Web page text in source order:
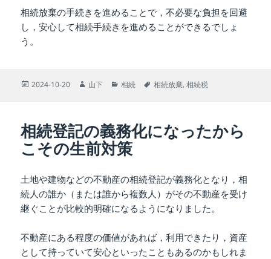
相続放棄の手続きを進めることで，不必要な負担を回避
し，安心して相続手続きを進めることができるでしょ
う。
投
2024-10-20
作
山下
カ
ー
相続
タ
相続放棄,相続税
相続登記の義務化になったから
こその生前対策
土地や建物などの不動産の相続登記が義務化となり，相
続人の誰か（または誰から複数人）がその不動産を受け
継ぐことが比較的明確になるようになりました。
不動産にある程度の価値があれば，利用できたり，資産
として持っていて安心といったこともあるのかもしれま